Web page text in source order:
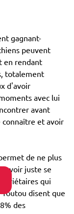
gagnant-
peuvent
en rendant
totalement
d'avoir
avec lui
avant
et avoir
de ne plus
juste se
qui
disent que
des